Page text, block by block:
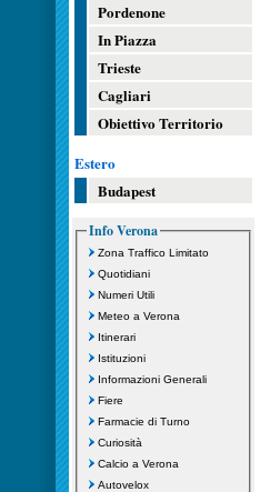
Pordenone
In Piazza
Trieste
Cagliari
Obiettivo Territorio
Estero
Budapest
Info Verona
Zona Traffico Limitato
Quotidiani
Numeri Utili
Meteo a Verona
Itinerari
Istituzioni
Informazioni Generali
Fiere
Farmacie di Turno
Curiosità
Calcio a Verona
Autovelox